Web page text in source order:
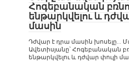
Հոգեբանական
ենթարկվելու և
մասին
Դժվար է դրա մասին խոսելը…
Ավետիսյանը՝ Հոգեբանական
ենթարկվելու և դժվար փուլի